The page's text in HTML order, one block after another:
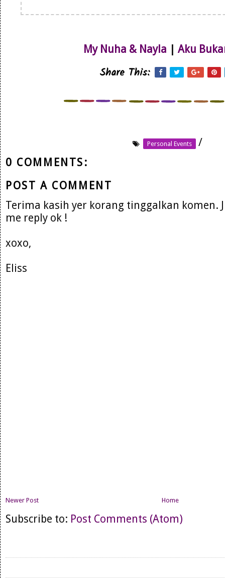
My Nuha & Nayla | Aku
Share This:
Personal Events
/
0 COMMENTS:
POST A COMMENT
Terima kasih yer korang tinggalkan komen.
me reply ok !
xoxo,
Eliss
Newer Post Home
Subscribe to: Post Comments (Atom)